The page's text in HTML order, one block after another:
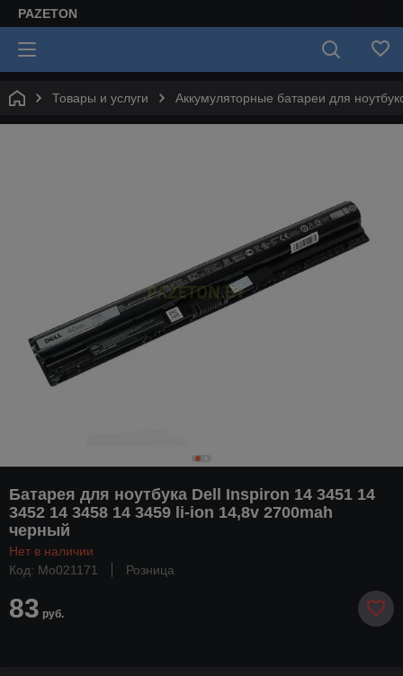
PAZETON
Товары и услуги Аккумуляторные батареи для
Батарея для ноутбука Dell Inspiron 14 3451 14
3452 14 3458 14 3459 li-ion 14,8v 2700mah
черный
Нет в наличии
Код: Mo021171
Розница
83 руб.